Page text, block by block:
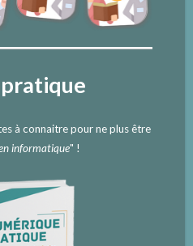
à connaitre pour ne plus être
informatique" !